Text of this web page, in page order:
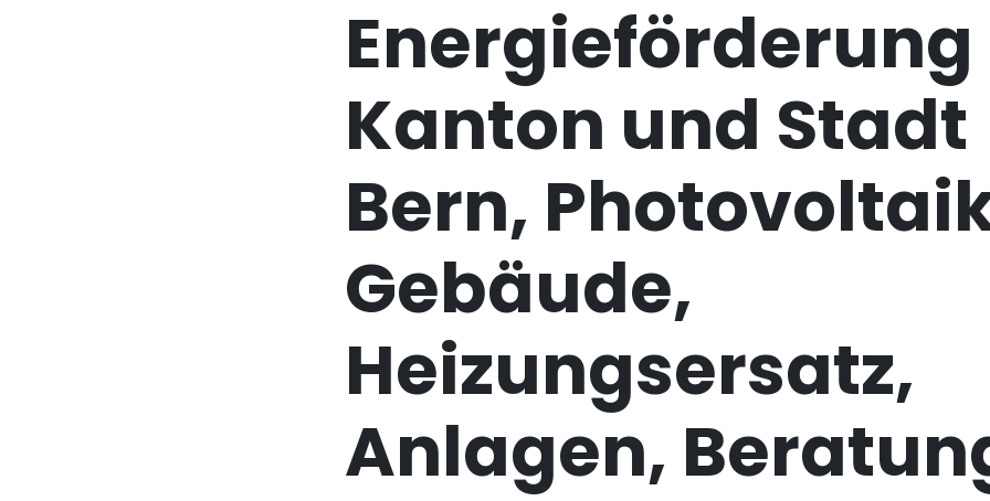
Energieförderung
Kanton und Stadt
Bern,
Gebäude,
Heizungsersatz,
Anlagen,